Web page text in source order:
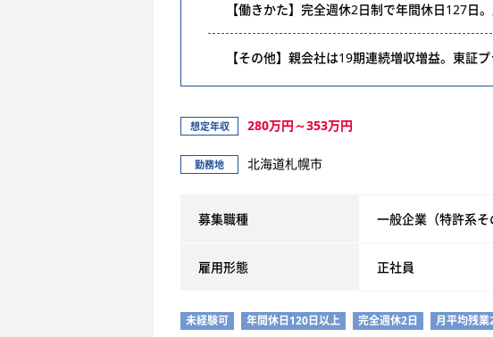
【働きかた】完全週休2日制で年間休日127日
【その他】親会社は19期連続増収増益。東証
想定年収 280万円～353万円
勤務地 北海道札幌市
募集職種 一般企業（特許系そ
雇用形態 正社員
未経験可 年間休日120日以上 完全週休2日 月平均残